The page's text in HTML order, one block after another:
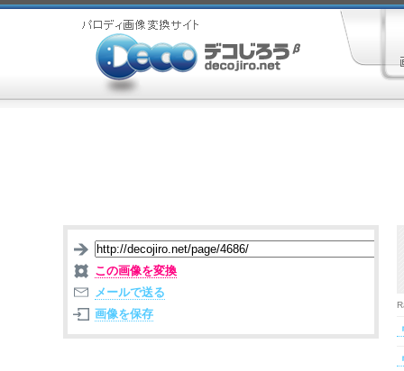
この画像を変換
メールで送る
画像を保存